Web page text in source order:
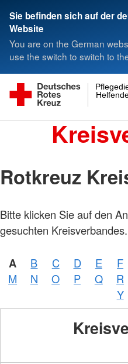
Sie befinden sich auf der
Website
You are on the German
use the switch to switch to
Rotkreuz
Bitte klicken Sie auf den
gesuchten Kreisverbandes.
A B C D E F
M
N O P Q R
Y